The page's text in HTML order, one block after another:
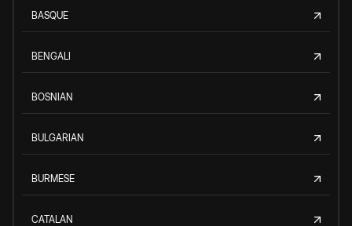
BASQUE
BENGALI
BOSNIAN
BULGARIAN
BURMESE
CATALAN